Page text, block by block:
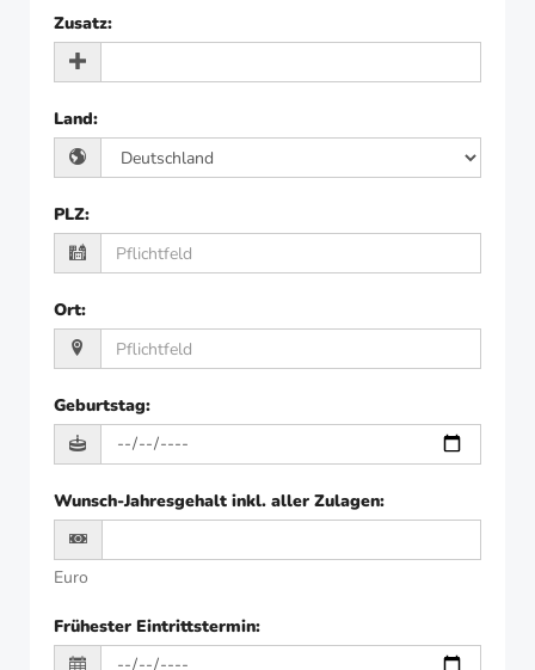
Zusatz:
Land:
PLZ:
Ort:
Geburtstag:
Wunsch-Jahresgehalt inkl. aller Zulagen:
Euro
Frühester Eintrittstermin: